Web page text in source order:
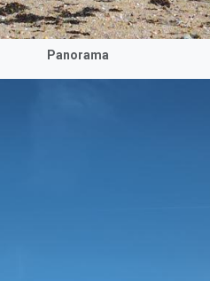
Panorama